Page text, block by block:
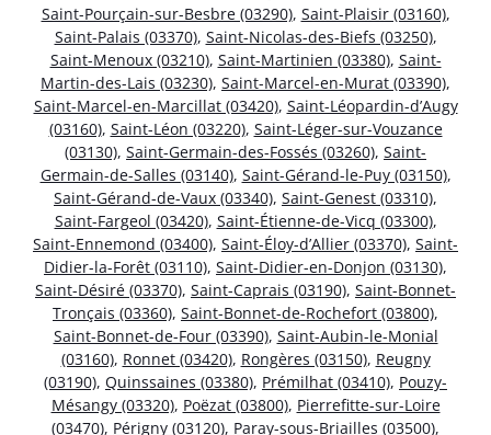
Saint-Pourçain-sur-Besbre (03290), Saint-Plaisir (03160),
Saint-Palais (03370), Saint-Nicolas-des-Biefs (03250),
Saint-Menoux (03210), Saint-Martinien (03380), Saint-
Martin-des-Lais (03230), Saint-Marcel-en-Murat (03390),
Saint-Marcel-en-Marcillat (03420), Saint-Léopardin-d’Augy
(03160), Saint-Léon (03220), Saint-Léger-sur-Vouzance
(03130), Saint-Germain-des-Fossés (03260), Saint-
Germain-de-Salles (03140), Saint-Gérand-le-Puy (03150),
Saint-Gérand-de-Vaux (03340), Saint-Genest (03310),
Saint-Fargeol (03420), Saint-Étienne-de-Vicq (03300),
Saint-Ennemond (03400), Saint-Éloy-d’Allier (03370), Saint-
Didier-la-Forêt (03110), Saint-Didier-en-Donjon (03130),
Saint-Désiré (03370), Saint-Caprais (03190), Saint-Bonnet-
Tronçais (03360), Saint-Bonnet-de-Rochefort (03800),
Saint-Bonnet-de-Four (03390), Saint-Aubin-le-Monial
(03160), Ronnet (03420), Rongères (03150), Reugny
(03190), Quinssaines (03380), Prémilhat (03410), Pouzy-
Mésangy (03320), Poëzat (03800), Pierrefitte-sur-Loire
(03470), Périgny (03120), Paray-sous-Briailles (03500),